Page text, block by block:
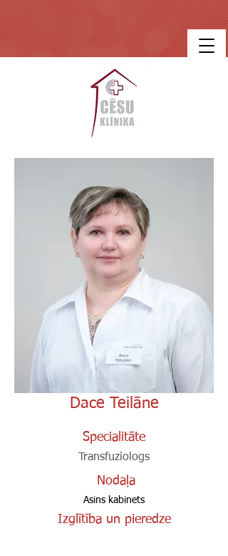
Dace Teilāne
Specialitāte
Transfuziologs
Nodaļa
Asins kabinets
Izglītība un pieredze